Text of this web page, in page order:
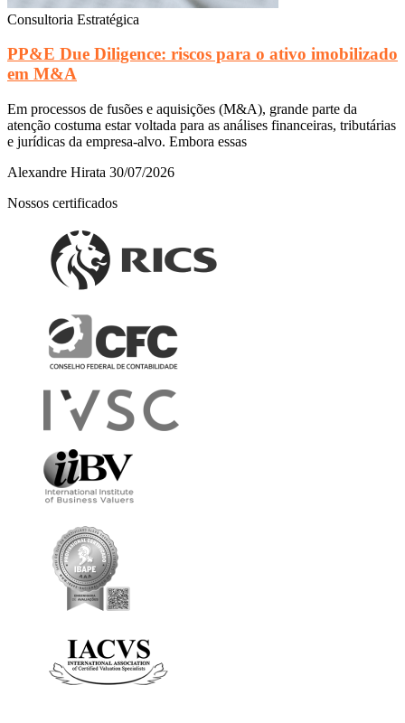
Consultoria Estratégica
PP&E Due Diligence: riscos para o ativo imobilizado
em M&A
Em processos de fusões e aquisições (M&A), grande parte da
atenção costuma estar voltada para as análises financeiras, tributárias
e jurídicas da empresa-alvo. Embora essas
Alexandre Hirata 30/07/2026
Nossos certificados